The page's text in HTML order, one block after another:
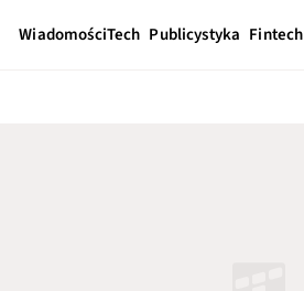
WiadomościTech Publicystyka Fintech